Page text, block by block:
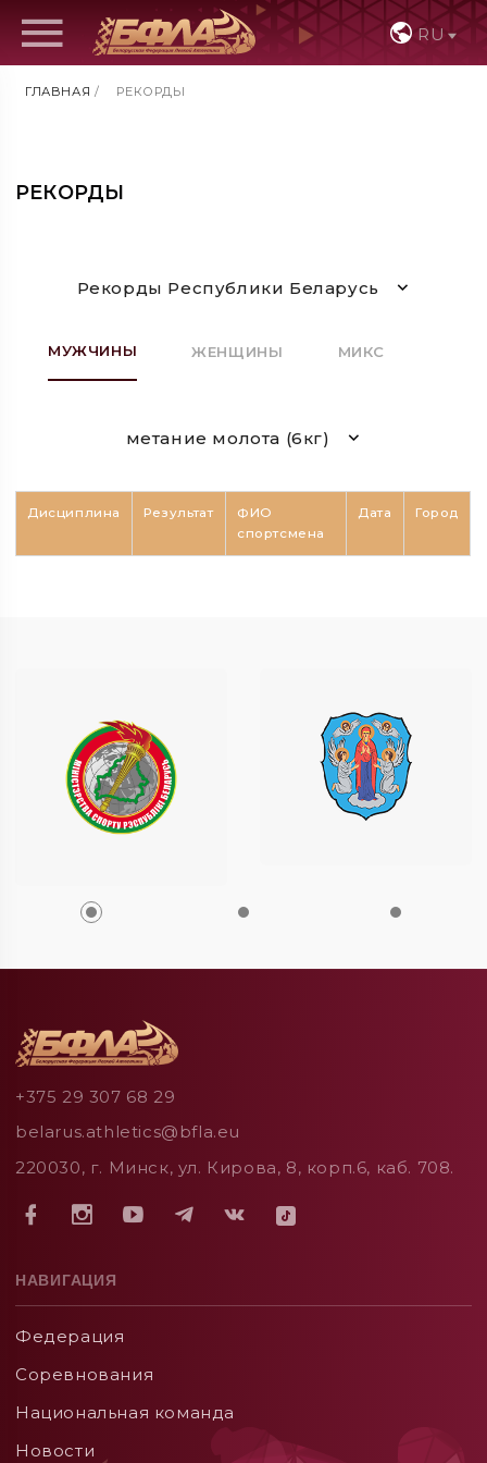
RU
ГЛАВНАЯ / РЕКОРДЫ
РЕКОРДЫ
Рекорды Республики Беларусь
МУЖЧИНЫ ЖЕНЩИНЫ МИКС
метание молота (6кг)
Дисциплина Результат
ФИО
спортсмена
Дата Город
+375 29 307 68 29
belarus.athletics@bfla.eu
220030, г. Минск, ул. Кирова, 8, корп.6, каб. 708.
НАВИГАЦИЯ
Федерация
Соревнования
Национальная команда
Новости